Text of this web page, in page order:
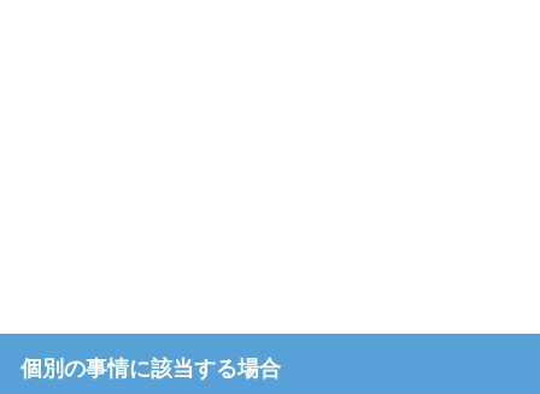
個別の事情に該当する場合